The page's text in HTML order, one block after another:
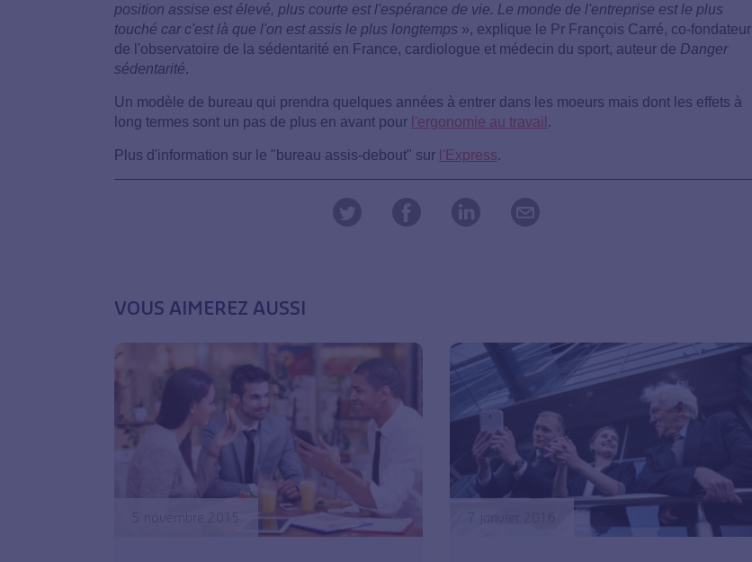
position assise est élevé, plus courte est l'espérance de vie. Le monde de l'entreprise est le plus
touché car c'est là que l'on est assis le plus longtemps », explique le Pr François Carré, co-fondateur
de l'observatoire de la sédentarité en France, cardiologue et médecin du sport, auteur de Danger
sédentarité.
Un modèle de bureau qui prendra quelques années à entrer dans les moeurs mais dont les effets à
long termes sont un pas de plus en avant pour l'ergonomie au travail .
Plus d'information sur le "bureau assis-debout" sur l'Express.
VOUS AIMEREZ AUSSI